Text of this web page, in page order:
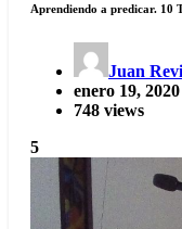
Aprendiendo a predicar. 10
Juan
enero 19, 2020
748 views
5